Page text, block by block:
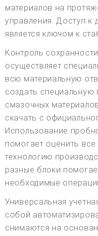
материалов на
управления. Доступ к
является ключом к
Контроль
осуществляет
всю материальную
создать
смазочных
скачать с
Использование
помогает оценить
технологию
разные блоки
необходимые
Универсальная
собой
снимаются на